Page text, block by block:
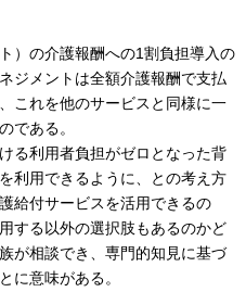
）の介護報酬への1割負担導入の
ジメントは全額介護報酬で支払
これを他のサービスと同様に一
である。
る利用者負担がゼロとなった背
利用できるように、との考え方
給付サービスを活用できるの
する以外の選択肢もあるのかど
が相談でき、専門的知見に基づ
に意味がある。